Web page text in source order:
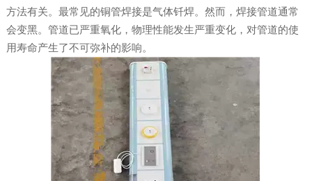
方法有关。最常见的铜管焊接是气体钎焊。然而，焊接管道通常
会变黑。管道已严重氧化，物理性能发生严重变化，对管道的使
用寿命产生了不可弥补的影响。